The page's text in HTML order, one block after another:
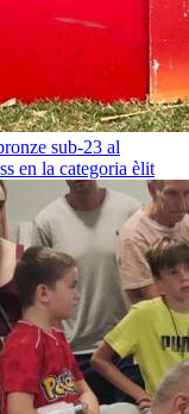
sub-23 al
en la categoria èlit